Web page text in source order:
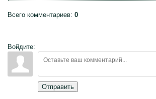
Всего комментариев: 0
Войдите:
Отправить